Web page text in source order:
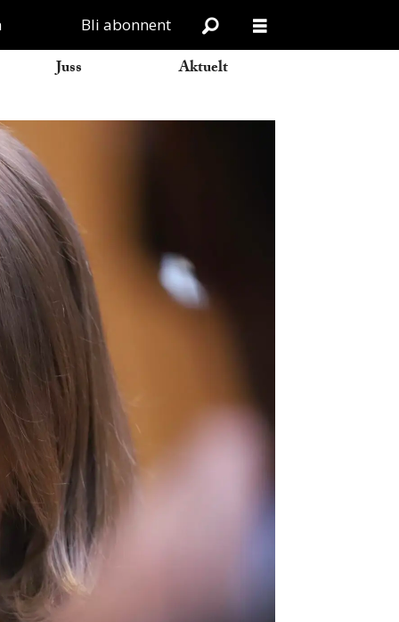
Bli abonnent
Juss Aktuelt